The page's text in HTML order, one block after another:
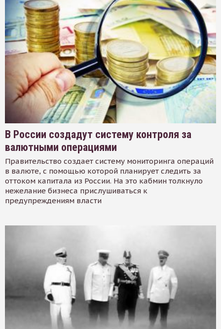
В России создадут систему контроля за
валютными операциями
Правительство создает систему мониторинга операций
в валюте, с помощью которой планирует следить за
оттоком капитала из России. На это кабмин толкнуло
нежелание бизнеса прислушиваться к
предупреждениям власти